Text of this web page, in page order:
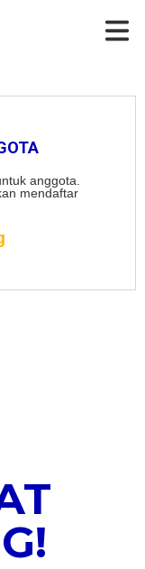
anggota.
mendaftar